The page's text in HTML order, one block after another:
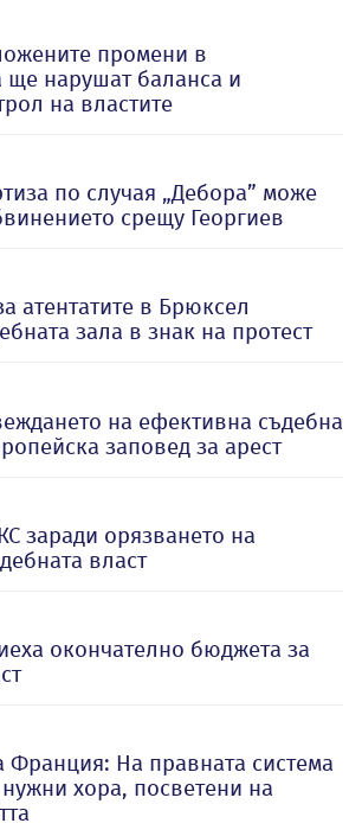
промени в
ще нарушат баланса и
на властите
по случая „Дебора” може
срещу Георгиев
атентатите в Брюксел
зала в знак на протест
на ефективна съдебна
заповед за арест
заради орязването на
власт
окончателно бюджета за
Франция: На правната система
хора, посветени на